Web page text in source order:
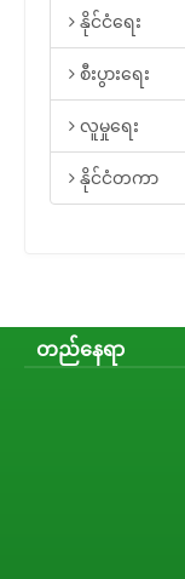
နိုင်ငံရေး
စီးပွားရေး
လူမှုရေး
နိုင်ငံတကာ
တည်နေရာ